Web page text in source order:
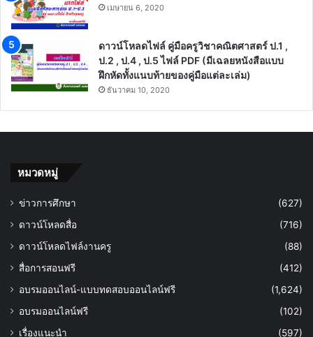
เมษายน 6, 2020
ดาวน์โหลดไฟล์ คู่มือครูวิชาคณิตศาสตร์ ป.1 ,
ป.2 , ป.4 , ป.5 ไฟล์ PDF (มีเฉลยหนังสือแบบ
ฝึกหัดทั้งแนบท้ายของคู่มือแต่ละเล่ม)
ธันวาคม 10, 2020
หมวดหมู่
ข่าวการศึกษา
(627)
ดาวน์โหลดสื่อ
(716)
ดาวน์โหลดไฟล์งานครู
(88)
สื่อการสอนฟรี
(412)
อบรมออนไลน์-แบบทดสอบออนไลน์ฟรี
(1,624)
อบรมออนไลน์ฟรี
(102)
เรื่องแนะนำ
(597)